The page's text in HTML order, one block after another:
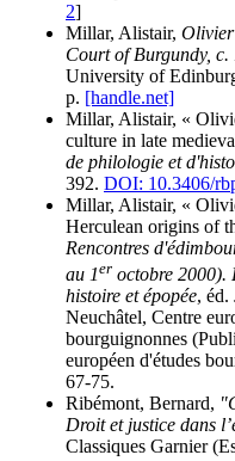
2]
Millar, Alistair, Olivier
Court of Burgundy, c.
University of
p. [handle.net]
Millar, Alistair, «
culture in late
de philologie et
392. DOI: 10.3406/
Millar, Alistair, «
Herculean origins of
Rencontres
au 1er octobre 2000).
histoire et épopée, éd.
Neuchâtel, Centre
bourguignonnes
européen d'études
67-75.
Ribémont, Bernard,
Droit et justice dans
Classiques Garnier